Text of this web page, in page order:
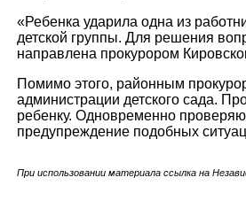
«Ребенка ударила одна из
детской группы. Для решения
направлена прокурором
Помимо этого, районным
администрации детского сада.
ребенку. Одновременно
предупреждение подобных
При использовании материала ссылка на